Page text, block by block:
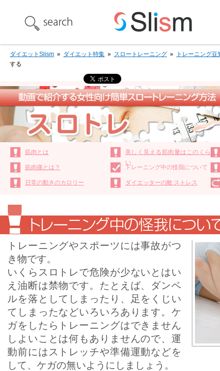
ダイエットSlism » ダイエット特集 » スロートレーニング »
トレーニング豆
する
筋肉とは
美しく見える筋肉量はこのくら
い
筋肉痛とは？ トレーニング中の怪我について
日常の動きのカロリー ダイエッターの敵 ストレス
トレーニングやスポーツには事故がつ
き物です。
いくらスロトレで危険が少ないとはい
え油断は禁物です。たとえば、ダンベ
ルを落としてしまったり、足をくじい
てしまったなどいろいろあります。ケ
ガをしたらトレーニングはできません
しよいことは何もありませんので、運
動前にはストレッチや準備運動などを
して、ケガの無いようにしましょう。